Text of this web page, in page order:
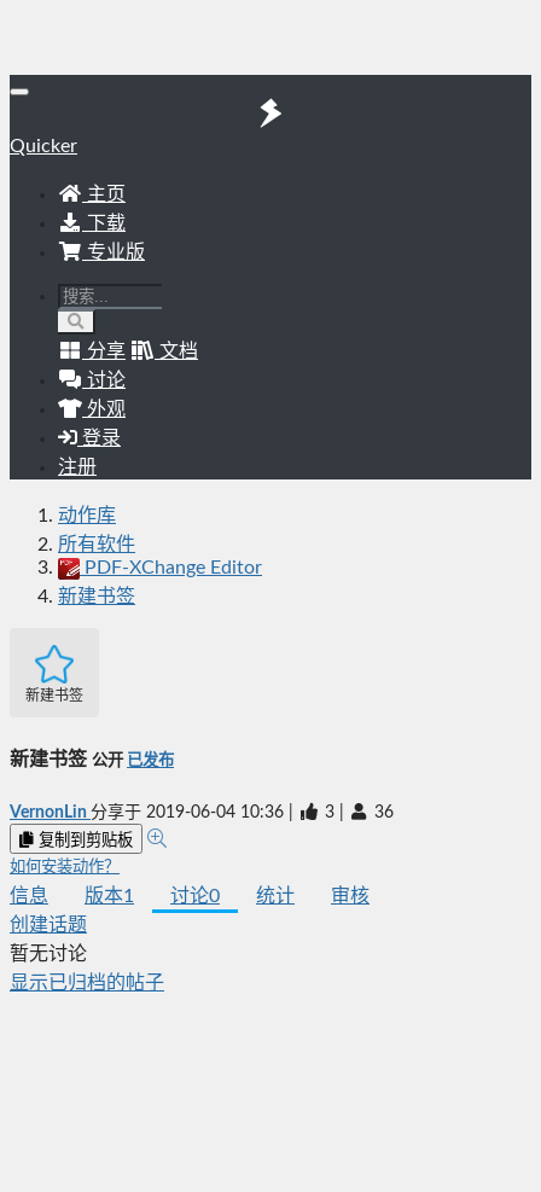
Quicker
主页
下载
专业版
分享
文档
讨论
外观
登录
注册
动作库
所有软件
PDF-XChange Editor
新建书签
新建书签
新建书签 公开 已发布
VernonLin 分享于 2019-06-04 10:36 3 36
复制到剪贴板
如何安装动作？
信息 版本1 讨论0 统计
审核
创建话题
暂无讨论
显示已归档的帖子